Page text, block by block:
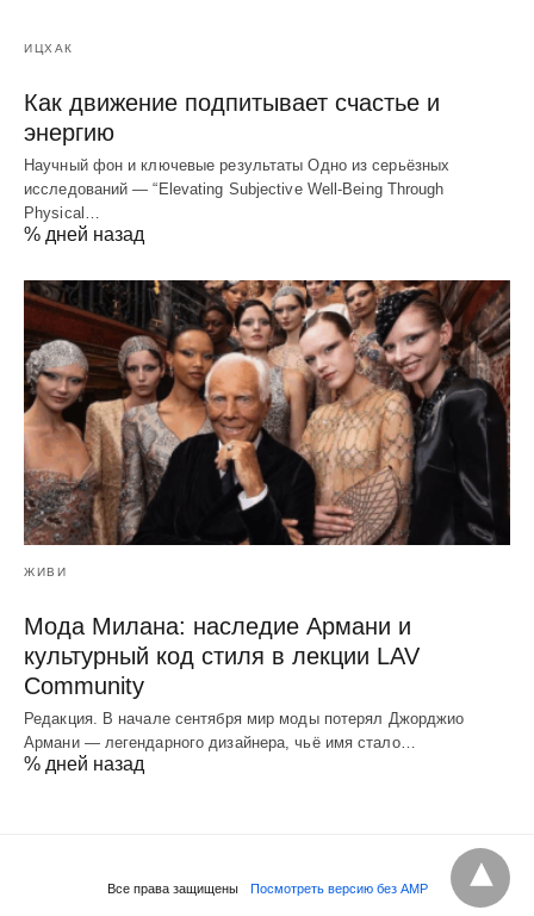
ИЦХАК
Как движение подпитывает счастье и
энергию
Научный фон и ключевые результаты Одно из серьёзных
исследований — “Elevating Subjective Well‑Being Through
Physical…
% дней назад
ЖИВИ
Мода Милана: наследие Армани и
культурный код стиля в лекции LAV
Community
Редакция. В начале сентября мир моды потерял Джорджио
Армани — легендарного дизайнера, чьё имя стало…
% дней назад
Все права защищены Посмотреть версию без AMP